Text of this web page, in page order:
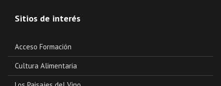
Sitios de interés
Acceso Formación
Cultura Alimentaria